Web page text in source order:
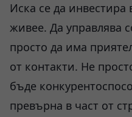
Иска се да инвестира
живее. Да управлява
просто да има
от контакти. Не
бъде
превърна в част от